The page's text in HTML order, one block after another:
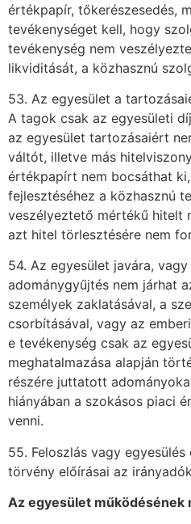
értékpapír, tőkerészesedés,
tevékenységet kell, hogy
tevékenység nem
likviditását, a közhasznú
53. Az egyesület a
A tagok csak az egyesületi
az egyesület tartozásaiért
váltót, illetve más
értékpapírt nem bocsáthat
fejlesztéséhez a közhasznú
veszélyeztető mértékű hitelt
azt hitel törlesztésére nem
54. Az egyesület javára,
adománygyűjtés nem járhat
személyek zaklatásával, a
csorbításával, vagy az
e tevékenység csak az
meghatalmazása alapján
részére juttatott
hiányában a szokásos piaci
venni.
55. Feloszlás vagy
törvény előírásai az
Az egyesület működésének